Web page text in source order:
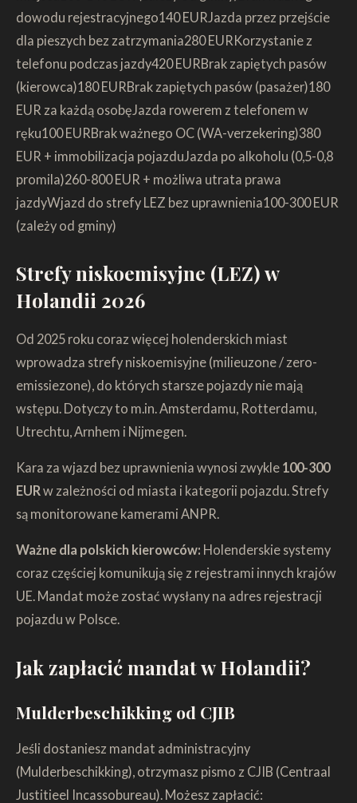
dowodu rejestracyjnego140 EURJazda przez przejście
dla pieszych bez zatrzymania280 EURKorzystanie z
telefonu podczas jazdy420 EURBrak zapiętych pasów
(kierowca)180 EURBrak zapiętych pasów (pasażer)180
EUR za każdą osobęJazda rowerem z telefonem w
ręku100 EURBrak ważnego OC (WA-verzekering)380
EUR + immobilizacja pojazduJazda po alkoholu (0,5-0,8
promila)260-800 EUR + możliwa utrata prawa
jazdyWjazd do strefy LEZ bez uprawnienia100-300 EUR
(zależy od gminy)
Strefy niskoemisyjne (LEZ) w
Holandii 2026
Od 2025 roku coraz więcej holenderskich miast
wprowadza strefy niskoemisyjne (milieuzone / zero-
emissiezone), do których starsze pojazdy nie mają
wstępu. Dotyczy to m.in. Amsterdamu, Rotterdamu,
Utrechtu, Arnhem i Nijmegen.
Kara za wjazd bez uprawnienia wynosi zwykle 100-300
EURw zależności od miasta i kategorii pojazdu. Strefy
są monitorowane kamerami ANPR.
Ważne dla polskich kierowców: Holenderskie systemy
coraz częściej komunikują się z rejestrami innych krajów
UE. Mandat może zostać wysłany na adres rejestracji
pojazdu w Polsce.
Jak zapłacić mandat w Holandii?
Mulderbeschikking od CJIB
Jeśli dostaniesz mandat administracyjny
(Mulderbeschikking), otrzymasz pismo z CJIB (Centraal
Justitieel Incassobureau). Możesz zapłacić: